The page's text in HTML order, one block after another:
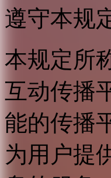
遵守本规
本规定所
互动传播
能的传播
为用户提